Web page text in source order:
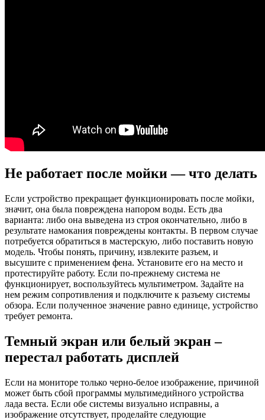
Не работает после мойки — что делать
Если устройство прекращает функционировать после мойки,
значит, она была повреждена напором воды. Есть два
варианта: либо она выведена из строя окончательно, либо в
результате намокания повреждены контакты. В первом случае
потребуется обратиться в мастерскую, либо поставить новую
модель. Чтобы понять, причину, извлеките разъем, и
высушите с применением фена. Установите его на место и
протестируйте работу. Если по-прежнему система не
функционирует, воспользуйтесь мультиметром. Задайте на
нем режим сопротивления и подключите к разъему системы
обзора. Если полученное значение равно единице, устройство
требует ремонта.
Темный экран или белый экран –
перестал работать дисплей
Если на мониторе только черно-белое изображение, причиной
может быть сбой программы мультимедийного устройства
лада веста. Если обе системы визуально исправны, а
изображение отсутствует, проделайте следующие